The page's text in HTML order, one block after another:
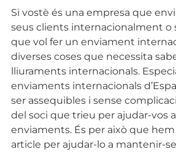
Si vostè és una empresa que
seus clients internacionalment o
que vol fer un enviament
diverses coses que necessita
lliuraments internacionals.
enviaments internacionals
ser assequibles i sense
del soci que trieu per ajudar-vos
enviaments. És per això que
article per ajudar-lo a mantenir-